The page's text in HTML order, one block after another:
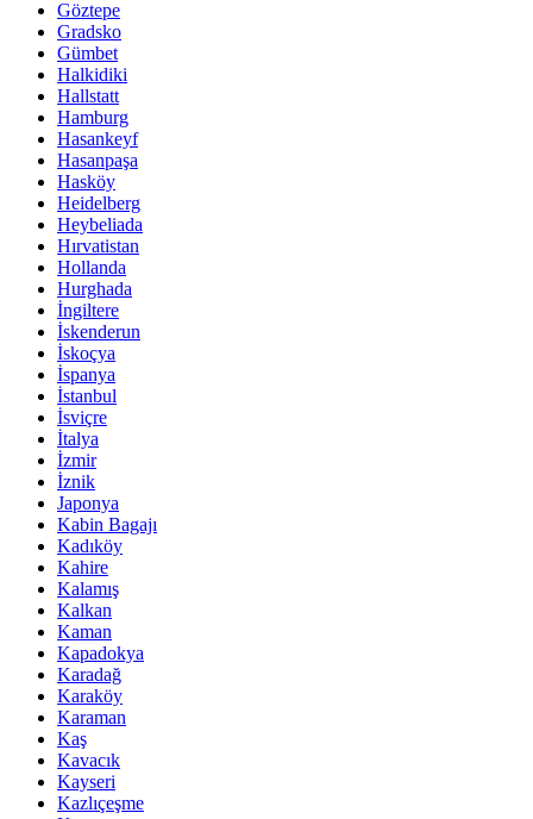
Göztepe
Gradsko
Gümbet
Halkidiki
Hallstatt
Hamburg
Hasankeyf
Hasanpaşa
Hasköy
Heidelberg
Heybeliada
Hırvatistan
Hollanda
Hurghada
İngiltere
İskenderun
İskoçya
İspanya
İstanbul
İsviçre
İtalya
İzmir
İznik
Japonya
Kabin Bagajı
Kadıköy
Kahire
Kalamış
Kalkan
Kaman
Kapadokya
Karadağ
Karaköy
Karaman
Kaş
Kavacık
Kayseri
Kazlıçeşme